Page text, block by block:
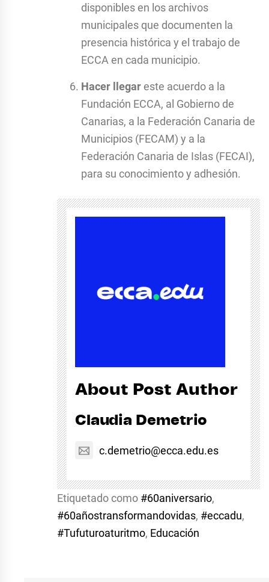
disponibles en los archivos
municipales que documenten la
presencia histórica y el trabajo de
ECCA en cada municipio.
Hacer llegar este acuerdo a la
Fundación ECCA, al Gobierno de
Canarias, a la Federación Canaria de
Municipios (FECAM) y a la
Federación Canaria de Islas (FECAI),
para su conocimiento y adhesión.
About Post Author
Claudia Demetrio
c.demetrio@ecca.edu.es
Etiquetado como #60aniversario,
#60añostransformandovidas, #eccadu,
#Tufuturoaturitmo, Educación